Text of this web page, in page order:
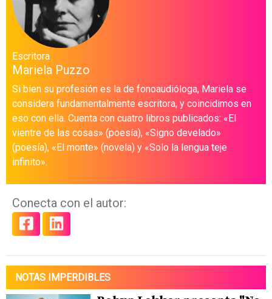
Escritora
Mariela Puzzo
Si bien su profesión es la de fonoaudióloga, Mariela se
considera fundamentalmente escritora, y coincidimos en
eso con ella. Cuenta con cuatro libros publicados: «El
vientre de las cosas» (poesía), «Signo develado»
(poesía), «El monte» (novela) y «Solo la lengua teje
infinito».
Conecta con el autor:
NOTAS IMPERDIBLES